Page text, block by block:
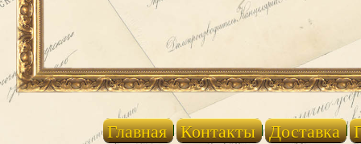
Главная Контакты Доставка